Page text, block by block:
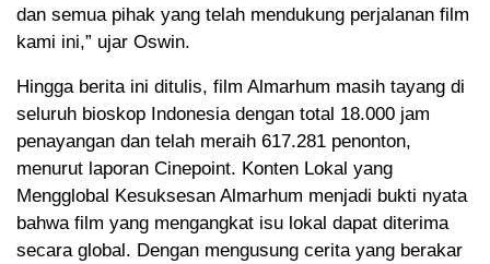
dan semua pihak yang telah mendukung perjalanan film
kami ini,” ujar Oswin.
Hingga berita ini ditulis, film Almarhum masih tayang di
seluruh bioskop Indonesia dengan total 18.000 jam
penayangan dan telah meraih 617.281 penonton,
menurut laporan Cinepoint. Konten Lokal yang
Mengglobal Kesuksesan Almarhum menjadi bukti nyata
bahwa film yang mengangkat isu lokal dapat diterima
secara global. Dengan mengusung cerita yang berakar